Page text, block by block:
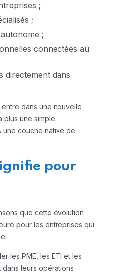
;
;
;
connectées au
directement dans
dans une nouvelle
plus une simple
une couche native de
pour
que cette évolution
pour les entreprises qui
les PME, les ETI et les
dans leurs opérations